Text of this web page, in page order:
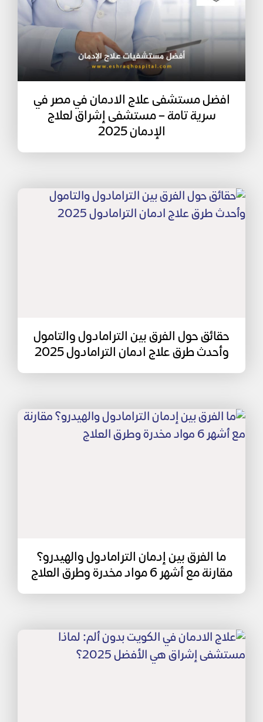
افضل مستشفى علاج الادمان في مصر في
سرية تامة – مستشفى إشراق لعلاج
الإدمان 2025
حقائق حول الفرق بين الترامادول والتامول
وأحدث طرق علاج ادمان الترامادول 2025
ما الفرق بين إدمان الترامادول والهيدرو؟
مقارنة مع أشهر 6 مواد مخدرة وطرق العلاج